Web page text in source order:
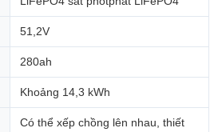
51,2V
280ah
Khoảng 14,3 kWh
Có thể xếp chồng lên nhau, thiết